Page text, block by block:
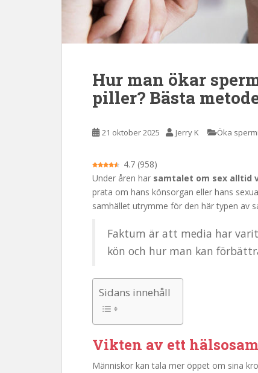
Hur man ökar
piller? Bästa
21 oktober 2025 Jerry K Öka
4.7 (958)
Under åren har samtalet om sex alltid
prata om hans könsorgan eller hans
samhället utrymme för den här typen av
Faktum är att media har
kön och hur man kan
Sidans innehåll
Vikten av ett
Människor kan tala mer öppet om sina